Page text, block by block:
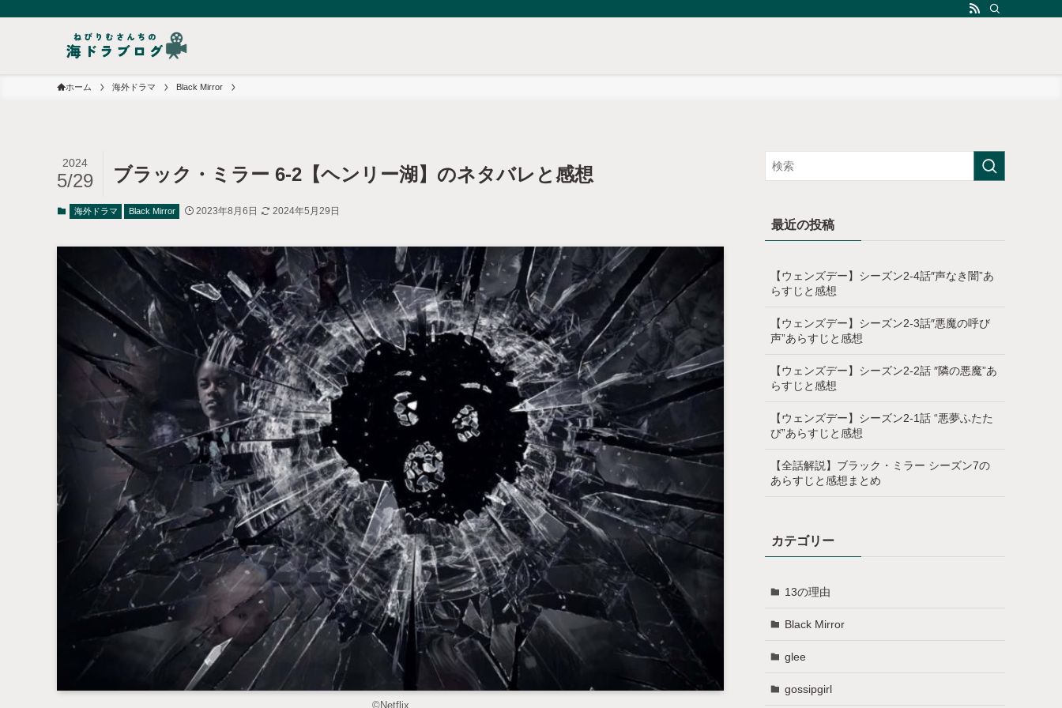
ホーム 海外ドラマ Black Mirror
ブラック・ミラー 6-2【ヘンリー湖】のネタバレと感想
2024
5/29
海外ドラマ Black Mirror 2023年8月6日 2024年5月29日
©︎Netflix
最近の投稿
【ウェンズデー】シーズン2-4話″声なき闇”あ
らすじと感想
【ウェンズデー】シーズン2-3話″悪魔の呼び
声”あらすじと感想
【ウェンズデー】シーズン2-2話 ″隣の悪魔”あ
らすじと感想
【ウェンズデー】シーズン2-1話 “悪夢ふたた
び”あらすじと感想
【全話解説】ブラック・ミラー シーズン7の
あらすじと感想まとめ
カテゴリー
13の理由
Black Mirror
glee
gossipgirl